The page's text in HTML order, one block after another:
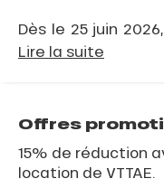
Dès le 25 juin
Lire la suite
Offres
15% de réduction
location de VTTAE.